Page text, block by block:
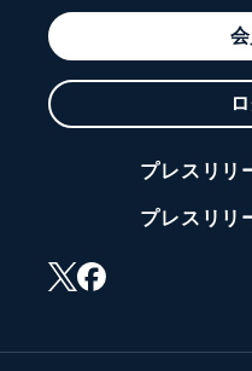
プレスリリ
プレスリリ